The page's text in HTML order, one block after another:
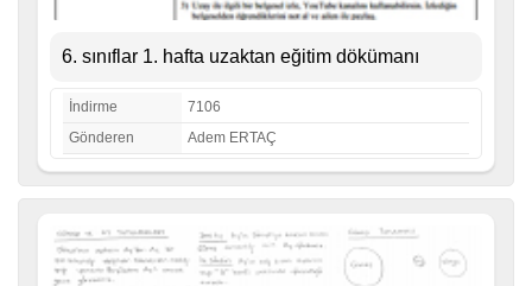
6. sınıflar 1. hafta uzaktan eğitim dökümanı
İndirme
7106
Gönderen
Adem ERTAÇ